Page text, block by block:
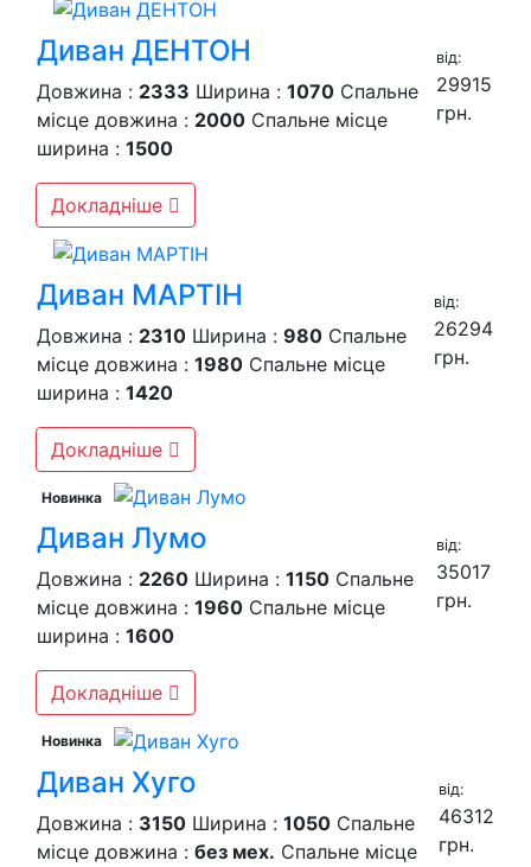
Диван ДЕНТОН
Довжина : 2333 Ширина : 1070 Спальне
місце довжина : 2000 Спальне місце
ширина : 1500
вiд:
29915
грн.
Докладніше
Диван МАРТІН
Довжина : 2310 Ширина : 980 Спальне
місце довжина : 1980 Спальне місце
ширина : 1420
вiд:
26294
грн.
Докладніше
Новинка
Диван Лумо
Довжина : 2260 Ширина : 1150 Спальне
місце довжина : 1960 Спальне місце
ширина : 1600
вiд:
35017
грн.
Докладніше
Новинка
Диван Хуго
Довжина : 3150 Ширина : 1050 Спальне
місце довжина : без мех. Спальне місце
вiд:
46312
грн.